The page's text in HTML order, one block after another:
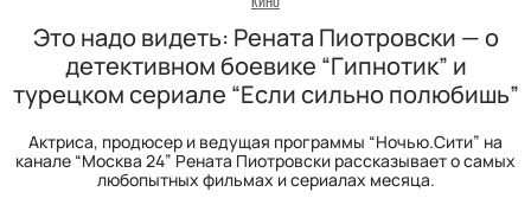
Это надо видеть: Рената Пиотровски — о
детективном боевике “Гипнотик” и
турецком сериале “Если сильно полюбишь”
Актриса, продюсер и ведущая программы “Ночью.Сити” на
канале “Москва 24” Рената Пиотровски рассказывает о самых
любопытных фильмах и сериалах месяца.